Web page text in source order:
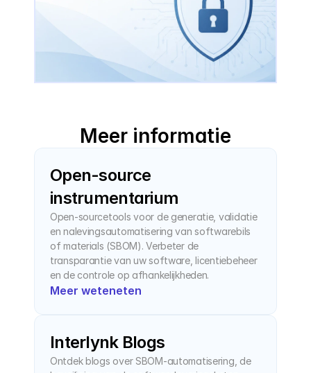
Meer informatie
Open-source
instrumentarium
Open-sourcetools voor de generatie, validatie
en nalevingsautomatisering van softwarebils
of materials (SBOM). Verbeter de
transparantie van uw software, licentiebeheer
en de controle op afhankelijkheden.
Meer weteneten
Interlynk Blogs
Ontdek blogs over SBOM-automatisering, de